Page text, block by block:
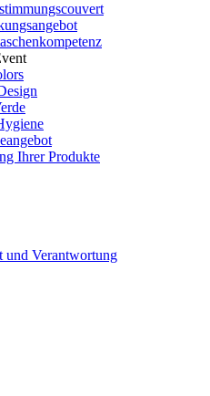
Ihrer Produkte
und Verantwortung